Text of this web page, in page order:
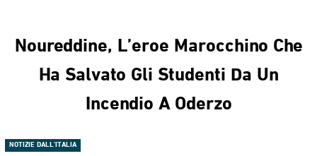
Noureddine, L’eroe Marocchino Che
Ha Salvato Gli Studenti Da Un
Incendio A Oderzo
NOTIZIE DALL'ITALIA